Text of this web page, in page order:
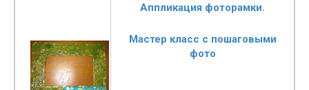
Аппликация фоторамки.
Мастер класс с пошаговыми
фото